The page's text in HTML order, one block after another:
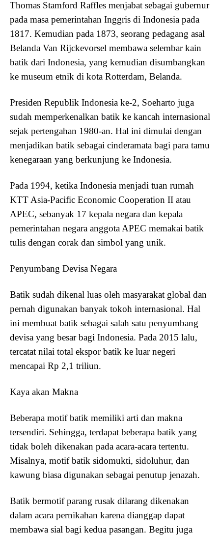
Thomas Stamford Raffles menjabat sebagai gubernur
pada masa pemerintahan Inggris di Indonesia pada
1817. Kemudian pada 1873, seorang pedagang asal
Belanda Van Rijckevorsel membawa selembar kain
batik dari Indonesia, yang kemudian disumbangkan
ke museum etnik di kota Rotterdam, Belanda.
Presiden Republik Indonesia ke-2, Soeharto juga
sudah memperkenalkan batik ke kancah internasional
sejak pertengahan 1980-an. Hal ini dimulai dengan
menjadikan batik sebagai cinderamata bagi para tamu
kenegaraan yang berkunjung ke Indonesia.
Pada 1994, ketika Indonesia menjadi tuan rumah
KTT Asia-Pacific Economic Cooperation II atau
APEC, sebanyak 17 kepala negara dan kepala
pemerintahan negara anggota APEC memakai batik
tulis dengan corak dan simbol yang unik.
Penyumbang Devisa Negara
Batik sudah dikenal luas oleh masyarakat global dan
pernah digunakan banyak tokoh internasional. Hal
ini membuat batik sebagai salah satu penyumbang
devisa yang besar bagi Indonesia. Pada 2015 lalu,
tercatat nilai total ekspor batik ke luar negeri
mencapai Rp 2,1 triliun.
Kaya akan Makna
Beberapa motif batik memiliki arti dan makna
tersendiri. Sehingga, terdapat beberapa batik yang
tidak boleh dikenakan pada acara-acara tertentu.
Misalnya, motif batik sidomukti, sidoluhur, dan
kawung biasa digunakan sebagai penutup jenazah.
Batik bermotif parang rusak dilarang dikenakan
dalam acara pernikahan karena dianggap dapat
membawa sial bagi kedua pasangan. Begitu juga